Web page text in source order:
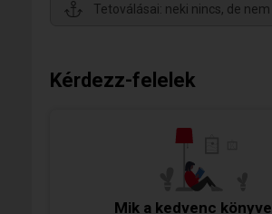
Tetoválásai: neki nincs, de
Kérdezz-felelek
Mik a kedvenc